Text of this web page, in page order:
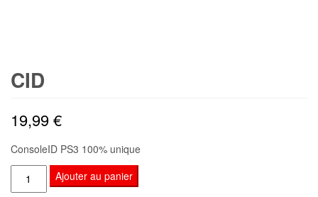
CID
19,99€
ConsoleID PS3 100% unique
quantité
de
Ajouter au panier